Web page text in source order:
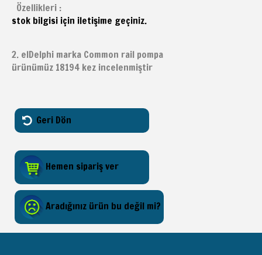
Özellikleri :
stok bilgisi için iletişime geçiniz.
2. elDelphi marka Common rail pompa
ürünümüz 18194 kez incelenmiştir
Geri Dön
Hemen sipariş ver
Aradığınız ürün bu değil mi?